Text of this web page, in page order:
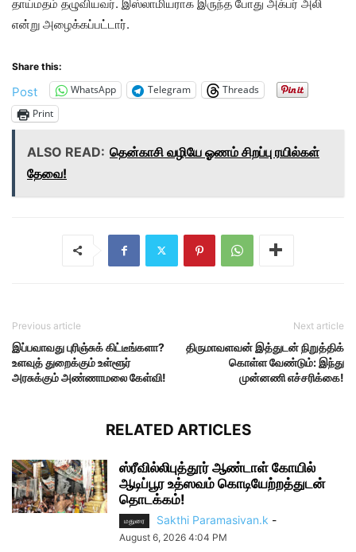
தாய்மதம் தழுவியவர். இஸ்லாமியராக இருந்த போது அக்பர் அலி
என்று அழைக்கப்பட்டார்.
Share this:
Post WhatsApp Telegram
Threads
Print
ALSO READ: தென்காசி வழியே ஓணம் சிறப்பு ரயில்கள்
தேவை!
Previous article
இப்பவாவது புரிஞ்சுக் கிட்டீங்களா?
உளவுத் துறைக்கும் உள்ளூர்
அரசுக்கும் அண்ணாமலை கேள்வி!
Next article
திருமாவளவன் இத்துடன் நிறுத்திக்
கொள்ள வேண்டும்: இந்து
முன்னணி எச்சரிக்கை!
RELATED ARTICLES
ஸ்ரீவில்லிபுத்தூர் ஆண்டாள் கோயில்
ஆடிப்பூர உத்ஸவம் கொடியேற்றத்துடன்
தொடக்கம்!
மதுரை Sakthi Paramasivan.k -
August 6, 2026 4:04 PM